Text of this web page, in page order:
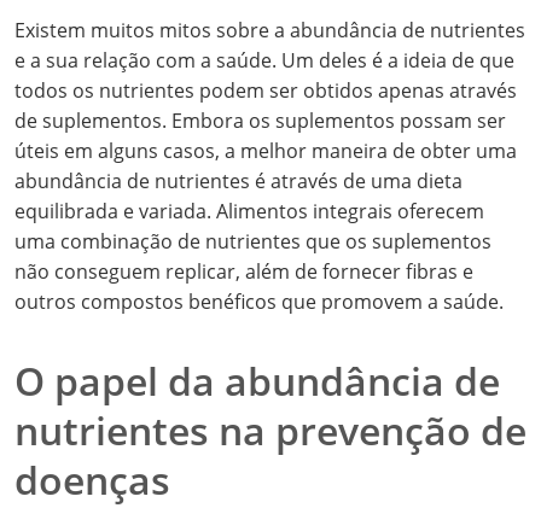
Existem muitos mitos sobre a abundância de nutrientes
e a sua relação com a saúde. Um deles é a ideia de que
todos os nutrientes podem ser obtidos apenas através
de suplementos. Embora os suplementos possam ser
úteis em alguns casos, a melhor maneira de obter uma
abundância de nutrientes é através de uma dieta
equilibrada e variada. Alimentos integrais oferecem
uma combinação de nutrientes que os suplementos
não conseguem replicar, além de fornecer fibras e
outros compostos benéficos que promovem a saúde.
O papel da abundância de
nutrientes na prevenção de
doenças